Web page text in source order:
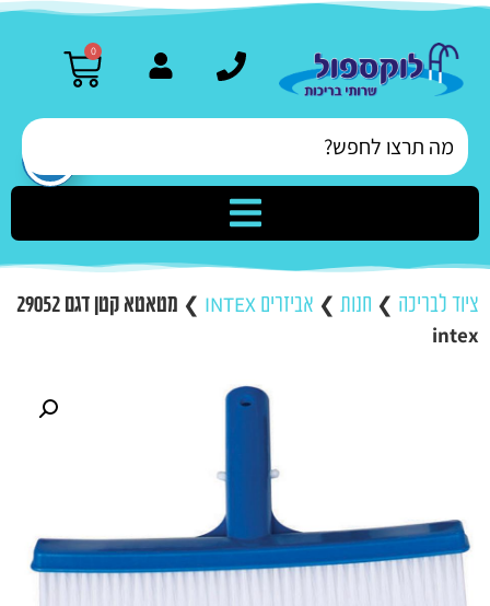
0
ציוד לבריכה ❯ חנות ❯ אביזרים INTEX ❯
מטאטא קטן דגם 29052
intex